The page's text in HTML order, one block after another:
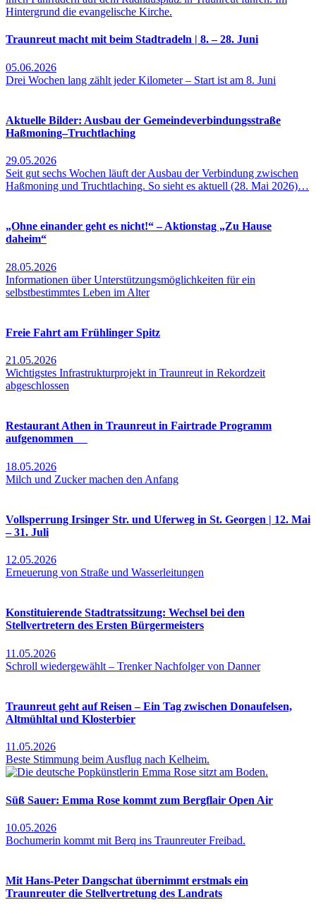
Traunreut macht mit beim Stadtradeln | 8. – 28. Juni
05.06.2026
Drei Wochen lang zählt jeder Kilometer – Start ist am 8. Juni
Aktuelle Bilder: Ausbau der Gemeindeverbindungsstraße
Haßmoning–Truchtlaching
29.05.2026
Seit gut sechs Wochen läuft der Ausbau der Verbindung zwischen
Haßmoning und Truchtlaching. So sieht es aktuell (28. Mai 2026)…
„Ohne einander geht es nicht!“ – Aktionstag „Zu Hause
daheim“
28.05.2026
Informationen über Unterstützungsmöglichkeiten für ein
selbstbestimmtes Leben im Alter
Freie Fahrt am Frühlinger Spitz
21.05.2026
Wichtigstes Infrastrukturprojekt in Traunreut in Rekordzeit
abgeschlossen
Restaurant Athen in Traunreut in Fairtrade Programm
aufgenommen
18.05.2026
Milch und Zucker machen den Anfang
Vollsperrung Irsinger Str. und Uferweg in St. Georgen | 12. Mai
– 31. Juli
12.05.2026
Erneuerung von Straße und Wasserleitungen
Konstituierende Stadtratssitzung: Wechsel bei den
Stellvertretern des Ersten Bürgermeisters
11.05.2026
Schroll wiedergewählt – Trenker Nachfolger von Danner
Traunreut geht auf Reisen – Ein Tag zwischen Donaufelsen,
Altmühltal und Klosterbier
11.05.2026
Beste Stimmung beim Ausflug nach Kelheim.
Süß Sauer: Emma Rose kommt zum Bergflair Open Air
10.05.2026
Bochumerin kommt mit Berq ins Traunreuter Freibad.
Mit Hans-Peter Dangschat übernimmt erstmals ein
Traunreuter die Stellvertretung des Landrats